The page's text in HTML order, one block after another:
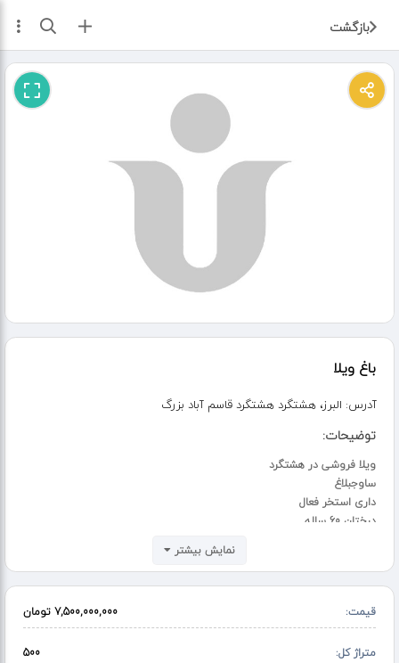
بازگشت ثبت آگهی
باغ ویلا
آدرس: البرز، هشتگرد هشتگرد قاسم آباد بزرگ
توضیحات:
ویلا فروشی در هشتگرد
ساوجبلاغ
داری استخر فعال
درختان 60 ساله
نمایش بیشتر
قیمت: 7,500,000,000 تومان
متراژ کل: 500